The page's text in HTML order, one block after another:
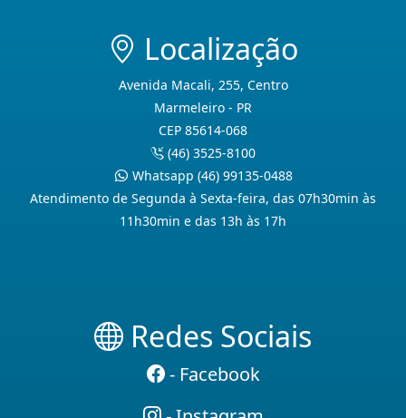
Localização
Avenida Macali, 255, Centro
Marmeleiro - PR
CEP 85614-068
(46) 3525-8100
Whatsapp (46) 99135-0488
Atendimento de Segunda à Sexta-feira, das 07h30min às
11h30min e das 13h às 17h
Redes Sociais
- Facebook